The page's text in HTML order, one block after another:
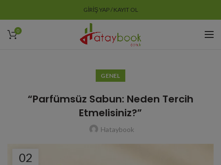
GIRIŞ YAP / KAYIT OL
0
GENEL
“Parfümsüz Sabun: Neden Tercih
Etmelisiniz?”
Hataybook
02